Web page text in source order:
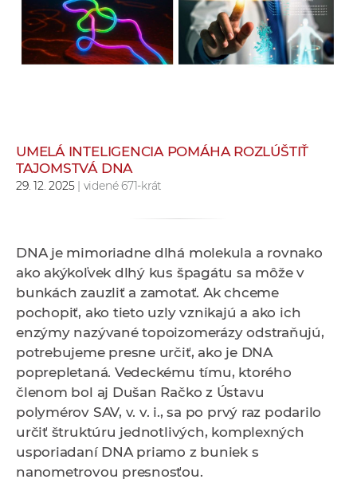
e
v
p
v
a
c
a
p
o
v
UMELÁ INTELIGENCIA POMÁHA ROZLÚŠTIŤ
TAJOMSTVÁ DNA
29. 12. 2025| videné 671-krát
DNA je mimoriadne dlhá molekula a rovnako
ako akýkoľvek dlhý kus špagátu sa môže v
bunkách zauzliť a zamotať. Ak chceme
pochopiť, ako tieto uzly vznikajú a ako ich
enzýmy nazývané topoizomerázy odstraňujú,
potrebujeme presne určiť, ako je DNA
poprepletaná. Vedeckému tímu, ktorého
členom bol aj Dušan Račko z Ústavu
polymérov SAV, v. v. i., sa po prvý raz podarilo
určiť štruktúru jednotlivých, komplexných
usporiadaní DNA priamo z buniek s
nanometrovou presnosťou.